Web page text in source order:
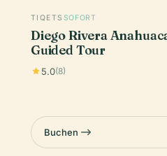
TIQETS SOFORT
Diego Rivera
Guided Tour
5.0(8)
Buchen